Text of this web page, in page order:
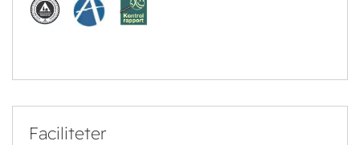
Faciliteter